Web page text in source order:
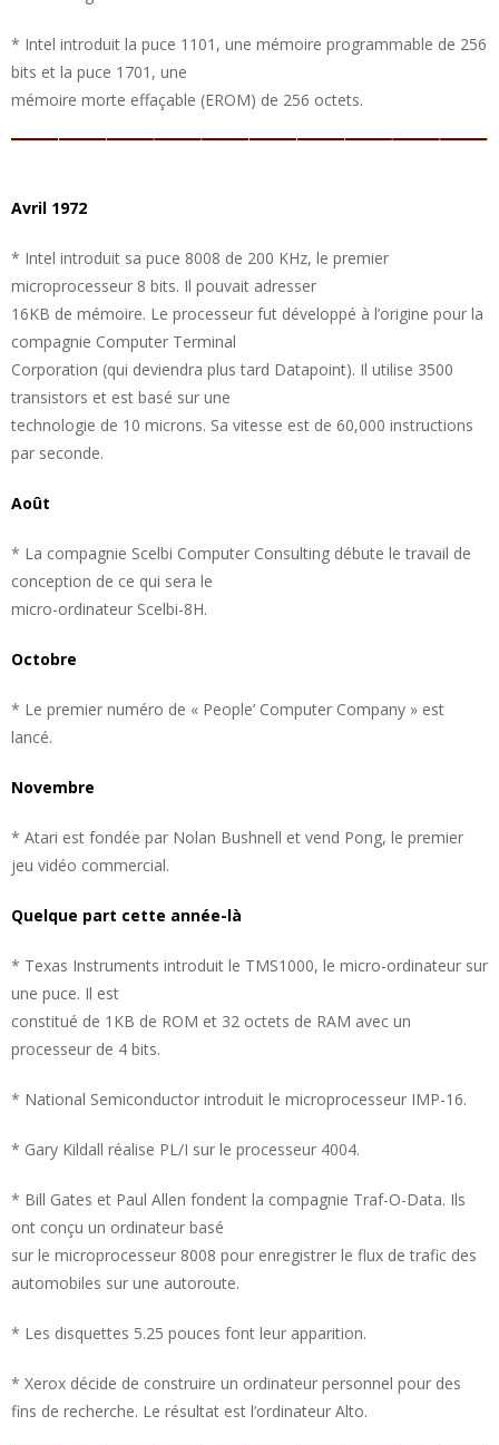
* Intel introduit la puce 1101, une mémoire programmable de 256
bits et la puce 1701, une
mémoire morte effaçable (EROM) de 256 octets.
Avril 1972
* Intel introduit sa puce 8008 de 200 KHz, le premier
microprocesseur 8 bits. Il pouvait adresser
16KB de mémoire. Le processeur fut développé à l’origine pour la
compagnie Computer Terminal
Corporation (qui deviendra plus tard Datapoint). Il utilise 3500
transistors et est basé sur une
technologie de 10 microns. Sa vitesse est de 60,000 instructions
par seconde.
Août
* La compagnie Scelbi Computer Consulting débute le travail de
conception de ce qui sera le
micro-ordinateur Scelbi-8H.
Octobre
* Le premier numéro de « People’ Computer Company » est
lancé.
Novembre
* Atari est fondée par Nolan Bushnell et vend Pong, le premier
jeu vidéo commercial.
Quelque part cette année-là
* Texas Instruments introduit le TMS1000, le micro-ordinateur sur
une puce. Il est
constitué de 1KB de ROM et 32 octets de RAM avec un
processeur de 4 bits.
* National Semiconductor introduit le microprocesseur IMP-16.
* Gary Kildall réalise PL/I sur le processeur 4004.
* Bill Gates et Paul Allen fondent la compagnie Traf-O-Data. Ils
ont conçu un ordinateur basé
sur le microprocesseur 8008 pour enregistrer le flux de trafic des
automobiles sur une autoroute.
* Les disquettes 5.25 pouces font leur apparition.
* Xerox décide de construire un ordinateur personnel pour des
fins de recherche. Le résultat est l’ordinateur Alto.